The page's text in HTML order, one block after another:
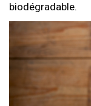
biodégradable.